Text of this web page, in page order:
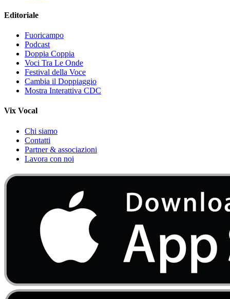
Editoriale
Fuoricampo
Podcast
Doppia Coppia
Voci Tra Le Onde
Festival della Voce
Cambia il Doppiaggio
Mostra Interattiva CDC
Vix Vocal
Chi siamo
Contatti
Partner & associazioni
Lavora con noi